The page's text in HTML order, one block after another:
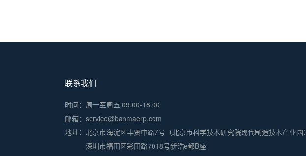
联系我们
时间：周一至周五 09:00-18:00
邮箱：service@banmaerp.com
地址： 北京市海淀区丰贤中路7号（北京市科学技术研究院现代制造技术产业园）
深圳市福田区彩田路7018号新浩e都B座